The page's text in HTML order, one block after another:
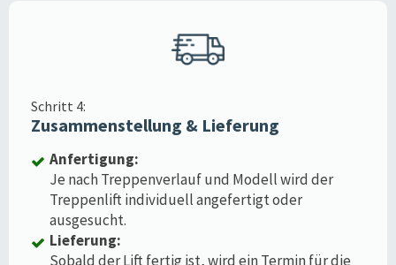
Schritt 4:
Zusammenstellung & Lieferung
Anfertigung:
Je nach Treppenverlauf und Modell wird der
Treppenlift individuell angefertigt oder
ausgesucht.
Lieferung:
Sobald der Lift fertig ist, wird ein Termin für die